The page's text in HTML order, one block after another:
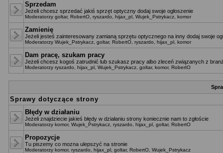
Sprzedam
Jeżeli chcesz sprzedać jakiś sprzęt optyczny dodaj swoje ogłoszenie
Moderatorzy goltar, RobertO ryszardo hijax_pl Wujek_Pstrykacz komor
Zamienię
Jeżeli jesteś zainteresowany zamianą sprzętu optycznego na inny dodaj swoje
Moderatorzy Wujek_Pstrykacz goltar, RobertO ryszardo hijax_pl komor
Dam pracę, szukam pracy
Jeżeli chcesz kogoś zatrudnić lub szukasz pracy albo zleceń związanych z
Moderatorzy ryszardo hijax_pl Wujek_Pstrykacz goltar, komor, RobertO
Sprawy dotyczące strony
Błędy w działaniu
Jeżeli znajdziecie jakieś błędy w działaniu strony koniecznie nam to zgłoście
Moderatorzy komor, Wujek_Pstrykacz ryszardo hijax_pl goltar, RobertO
Propozycje
Tu piszemy co mozna ulepszyć na stronie
Moderatorzy komor, ryszardo hijax_pl goltar, RobertO Wujek_Pstrykacz